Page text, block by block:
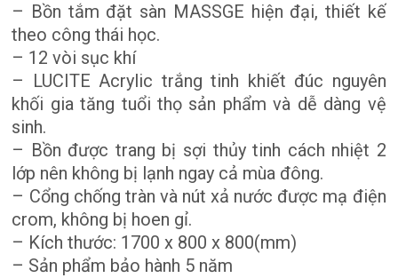
– Bồn tắm đặt sàn MASSGE hiện đại, thiết kế
theo công thái học.
– 12 vòi sục khí
– LUCITE Acrylic trắng tinh khiết đúc nguyên
khối gia tăng tuổi thọ sản phẩm và dễ dàng vệ
sinh.
– Bồn được trang bị sợi thủy tinh cách nhiệt 2
lớp nên không bị lạnh ngay cả mùa đông.
– Cổng chống tràn và nút xả nước được mạ điện
crom, không bị hoen gỉ.
– Kích thước: 1700 x 800 x 800(mm)
– Sản phẩm bảo hành 5 năm